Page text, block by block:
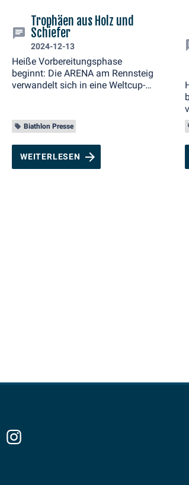
Trophäen aus Holz und
Schiefer
2024-12-13
Heiße Vorbereitungsphase
beginnt: Die ARENA am Rennsteig
verwandelt sich in eine Weltcup-
Biathlon Presse
WEITERLESEN